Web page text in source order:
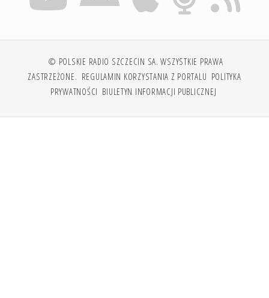
© POLSKIE RADIO SZCZECIN SA. WSZYSTKIE PRAWA
ZASTRZEŻONE. REGULAMIN KORZYSTANIA Z PORTALU POLITYKA
PRYWATNOŚCI BIULETYN INFORMACJI PUBLICZNEJ